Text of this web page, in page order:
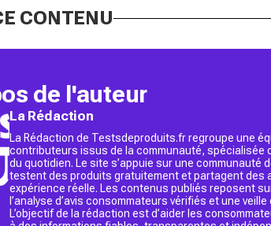
CONTENU
de l'auteur
La Rédaction
La Rédaction de Testsdeproduits.fr regroupe une
contributeurs issus de la communauté, spécialisée
du quotidien. Le site s’appuie sur une communauté
testent des produits gratuitement et partagent des
expérience réelle. Les contenus publiés reposent
l’analyse d’avis consommateurs vérifiés et une
L’objectif de la rédaction est d’aider les